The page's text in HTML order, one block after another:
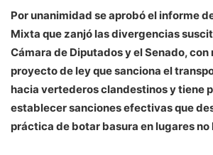
Por unanimidad se aprobó el informe
Mixta que zanjó las divergencias
Cámara de Diputados y el Senado, con
proyecto de ley que sanciona el
hacia vertederos clandestinos y tiene
establecer sanciones efectivas que
práctica de botar basura en lugares